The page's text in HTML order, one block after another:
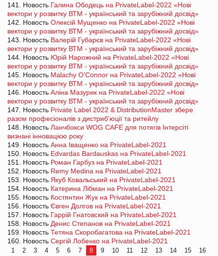
141. Новость Галина Ободець на PrivateLabel-2022 «Нові
вектори у розвитку ВТМ - український та зарубіжний досвід»
142. Новость Олексій Мущенко на PrivateLabel-2022 «Нові
вектори у розвитку ВТМ - український та зарубіжний досвід»
143. Новость Валерій Губарєв на PrivateLabel-2022 «Нові
вектори у розвитку ВТМ - український та зарубіжний досвід»
144. Новость Юрій Нарожний на PrivateLabel-2022 «Нові
вектори у розвитку ВТМ - український та зарубіжний досвід»
145. Новость Malachy O’Connor на PrivateLabel-2022 «Нові
вектори у розвитку ВТМ - український та зарубіжний досвід»
146. Новость Аліна Мазурик на PrivateLabel-2022 «Нові
вектори у розвитку ВТМ - український та зарубіжний досвід»
147. Новость Private Label 2022 & DistributionMaster збере
разом професіоналів з дистриб’юції та ритейлу
148. Новость Ланчбокси WOG CAFE для потягів Інтерсіті
визнані інновацією року
149. Новость Анна Іващенко на PrivateLabel-2021
150. Новость Edvardas Bardauskas на PrivateLabel-2021
151. Новость Роман Гарбуз на PrivateLabel-2021
152. Новость Remy Medina на PrivateLabel-2021
153. Новость Якуб Ковальський на PrivateLabel-2021
154. Новость Катерина Лібман на PrivateLabel-2021
155. Новость Костянтин Жук на PrivateLabel-2021
156. Новость Євген Долгов на PrivateLabel-2021
157. Новость Гаррій Гнатовский на PrivateLabel-2021
158. Новость Денис Степанов на PrivateLabel-2021
159. Новость Тетяна Скоробагатова на PrivateLabel-2021
160. Новость Сергій Лобенко на PrivateLabel-2021
1 2 3 4 5 6 7 8 9 10 11 12 13 14 15
16